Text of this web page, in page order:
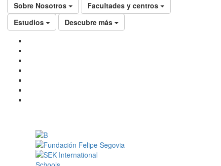
Sobre Nosotros
Facultades y centros
Estudios
Descubre más